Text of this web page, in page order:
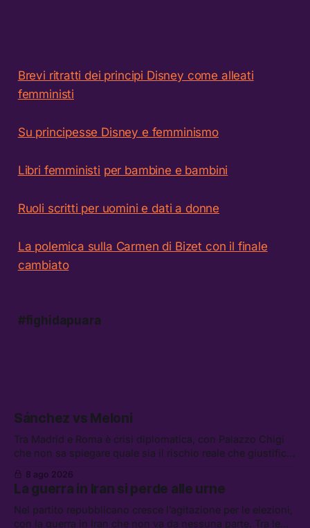
Brevi ritratti dei principi Disney come alleati
femministi
Su principesse Disney e femminismo
Libri femministi per bambine e bambini
Ruoli scritti per uomini e dati a donne
La polemica sulla Carmen di Bizet con il finale
cambiato
#fighidapuara
Sánchez vs Meloni
Tra Madrid e Roma è crisi diplomatica, con Palazzo Chigi
che non sa spiegare quale sia il rischio reale che giustifica
di difesa tra Arabia Saudita, Pakistan e Turchia, la crisi del
carburante irregolare, e un altro caso di IA ribelle
8 ago 2026
La guerra in Iran si perde alle urne
Nel partito repubblicano cresce l’agitazione per le elezioni,
con la guerra in Iran che non va da nessuna parte. Tra le